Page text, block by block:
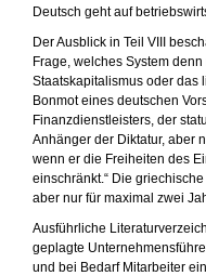
Deutsch geht auf
Der Ausblick in Teil VIII
Frage, welches System
Staatskapitalismus oder das
Bonmot eines deutschen
Finanzdienstleisters, der
Anhänger der Diktatur, aber
wenn er die Freiheiten des
einschränkt.“ Die
aber nur für maximal zwei
Ausführliche
geplagte
und bei Bedarf Mitarbeiter